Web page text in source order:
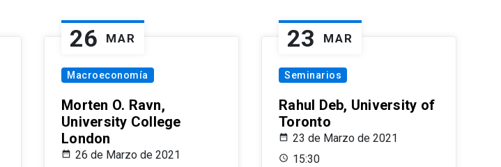
26 MAR
Macroeconomía
Morten O. Ravn,
University College
London
26 de Marzo de 2021
23 MAR
Seminarios
Rahul Deb, University of
Toronto
23 de Marzo de 2021
15:30